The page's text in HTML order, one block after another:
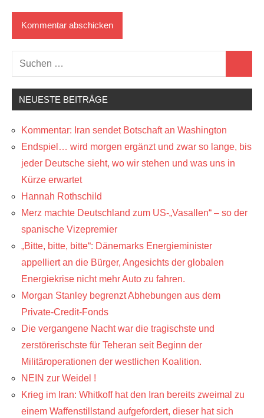
Suchen
nach:
NEUESTE BEITRÄGE
Kommentar: Iran sendet Botschaft an Washington
Endspiel… wird morgen ergänzt und zwar so lange, bis
jeder Deutsche sieht, wo wir stehen und was uns in
Kürze erwartet
Hannah Rothschild
Merz machte Deutschland zum US-„Vasallen“ – so der
spanische Vizepremier
„Bitte, bitte, bitte“: Dänemarks Energieminister
appelliert an die Bürger, Angesichts der globalen
Energiekrise nicht mehr Auto zu fahren.
Morgan Stanley begrenzt Abhebungen aus dem
Private-Credit-Fonds
Die vergangene Nacht war die tragischste und
zerstörerischste für Teheran seit Beginn der
Militäroperationen der westlichen Koalition.
NEIN zur Weidel !
Krieg im Iran: Whitkoff hat den Iran bereits zweimal zu
einem Waffenstillstand aufgefordert, dieser hat sich